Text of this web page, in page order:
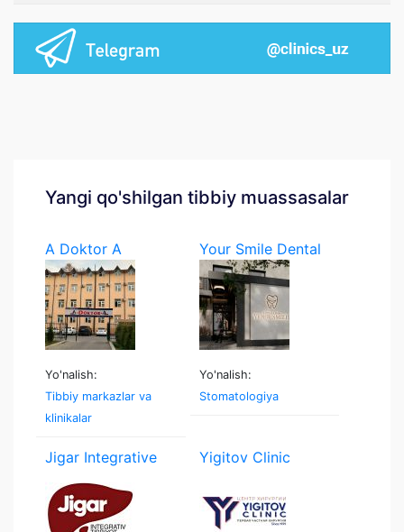
Yangi qo'shilgan tibbiy muassasalar
A Doktor A
Yo'nalish:
Tibbiy markazlar va
klinikalar
Your Smile Dental
Yo'nalish:
Stomatologiya
Jigar Integrative Yigitov Clinic